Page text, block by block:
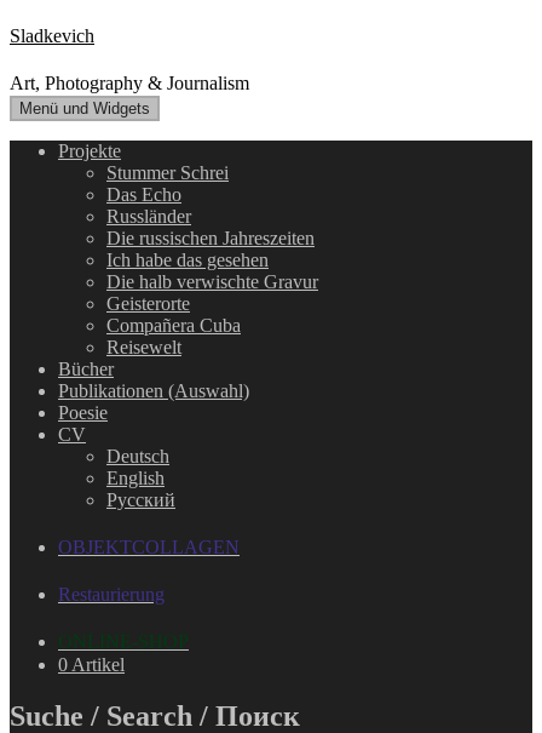
Zum
Inhalt
springen
Sladkevich
Art, Photography & Journalism
Menü und Widgets
Projekte
Stummer Schrei
Das Echo
Russländer
Die russischen Jahreszeiten
Ich habe das gesehen
Die halb verwischte Gravur
Geisterorte
Compañera Cuba
Reisewelt
Bücher
Publikationen (Auswahl)
Poesie
CV
Deutsch
English
Русский
OBJEKTCOLLAGEN
Restaurierung
ONLINE-SHOP
0 Artikel
Suche / Search / Поиск